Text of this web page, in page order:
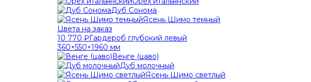
Дуб Сонома
Ясень Шимо темный
Цвета на заказ
10 770 ₽Гардероб глубокий левый
360×550×1960 мм
Венге (цаво)
Дуб молочный
Ясень Шимо светлый